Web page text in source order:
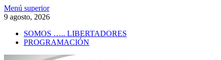
Saltar
al
Menú superior
9 agosto, 2026
SOMOS ….. LIBERTADORES
PROGRAMACIÓN